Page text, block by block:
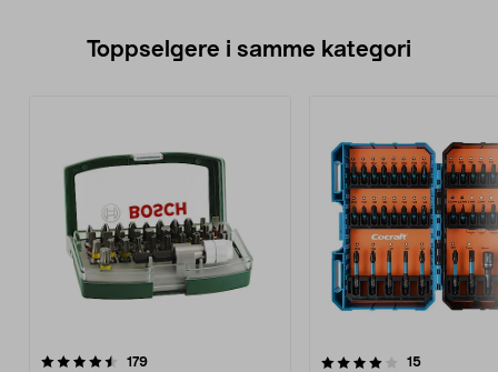
Toppselgere i samme kategori
179anmeldelser
4.0 av 5 stjerner 15anmeldelser
4.5 av 5 stjerner